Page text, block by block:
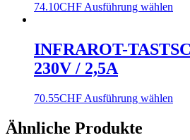
74.10CHF Ausführung wählen
INFRAROT-
230V / 2,5A
70.55CHF Ausführung wählen
Ähnliche Produkte